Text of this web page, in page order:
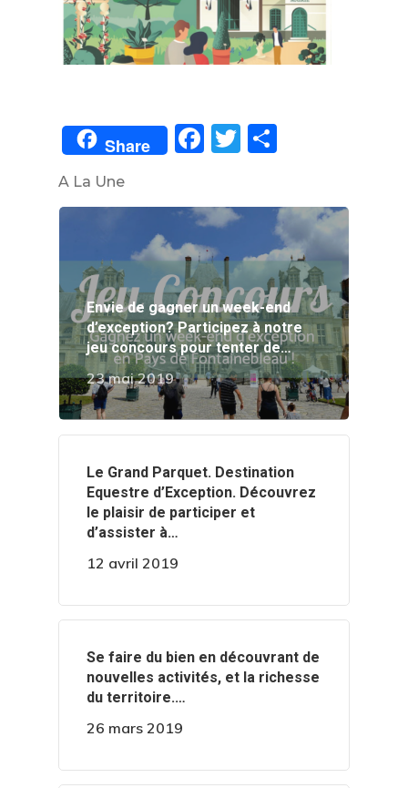
Share Facebook
Twitter
A La Une
Envie de gagner un week-end
d’exception? Participez à notre
jeu concours pour tenter de…
23 mai 2019
‍️Le Grand Parquet. Destination
Equestre d’Exception. Découvrez
le plaisir de participer et
d’assister à…
12 avril 2019
‍️Se faire du bien en découvrant de
nouvelles activités, et la richesse
du territoire.…
26 mars 2019